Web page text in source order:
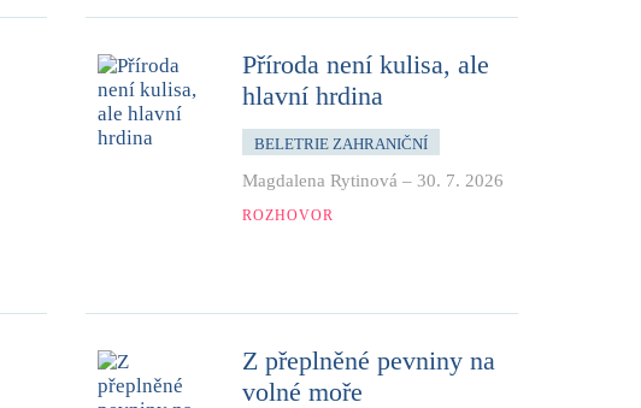
Příroda není kulisa, ale
hlavní hrdina
BELETRIE ZAHRANIČNÍ
Magdalena Rytinová –30. 7. 2026
ROZHOVOR
Z přeplněné pevniny na
volné moře